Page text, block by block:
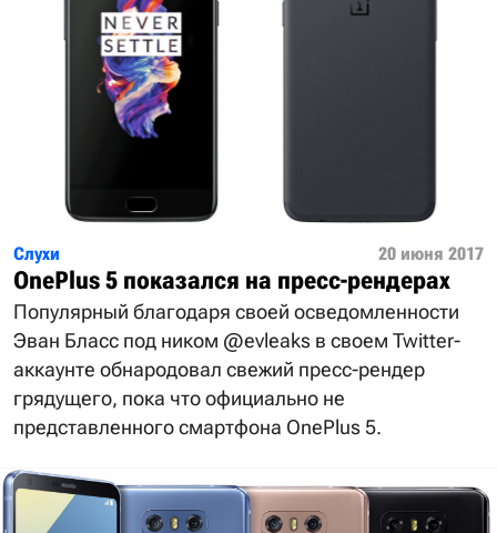
Слухи 20 июня 2017
OnePlus 5 показался на пресс-рендерах
Популярный благодаря своей осведомленности
Эван Бласс под ником @evleaks в своем Twitter-
аккаунте обнародовал свежий пресс-рендер
грядущего, пока что официально не
представленного смартфона OnePlus 5.